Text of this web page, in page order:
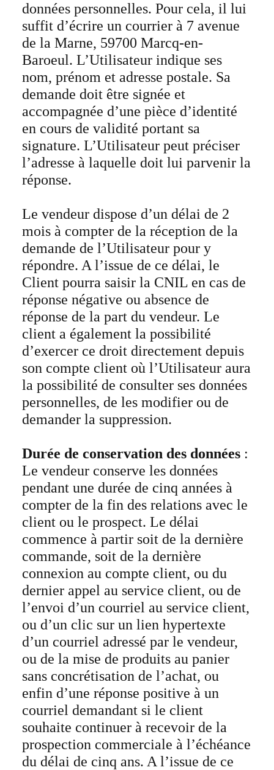
données personnelles. Pour cela, il lui
suffit d’écrire un courrier à 7 avenue
de la Marne, 59700 Marcq-en-
Baroeul. L’Utilisateur indique ses
nom, prénom et adresse postale. Sa
demande doit être signée et
accompagnée d’une pièce d’identité
en cours de validité portant sa
signature. L’Utilisateur peut préciser
l’adresse à laquelle doit lui parvenir la
réponse.
Le vendeur dispose d’un délai de 2
mois à compter de la réception de la
demande de l’Utilisateur pour y
répondre. A l’issue de ce délai, le
Client pourra saisir la CNIL en cas de
réponse négative ou absence de
réponse de la part du vendeur. Le
client a également la possibilité
d’exercer ce droit directement depuis
son compte client où l’Utilisateur aura
la possibilité de consulter ses données
personnelles, de les modifier ou de
demander la suppression.
Durée de conservation des données :
Le vendeur conserve les données
pendant une durée de cinq années à
compter de la fin des relations avec le
client ou le prospect. Le délai
commence à partir soit de la dernière
commande, soit de la dernière
connexion au compte client, ou du
dernier appel au service client, ou de
l’envoi d’un courriel au service client,
ou d’un clic sur un lien hypertexte
d’un courriel adressé par le vendeur,
ou de la mise de produits au panier
sans concrétisation de l’achat, ou
enfin d’une réponse positive à un
courriel demandant si le client
souhaite continuer à recevoir de la
prospection commerciale à l’échéance
du délai de cinq ans. A l’issue de ce